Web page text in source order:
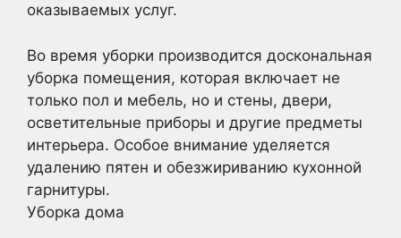
оказываемых услуг.
Во время уборки производится доскональная
уборка помещения, которая включает не
только пол и мебель, но и стены, двери,
осветительные приборы и другие предметы
интерьера. Особое внимание уделяется
удалению пятен и обезжириванию кухонной
гарнитуры.
Уборка дома